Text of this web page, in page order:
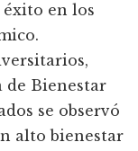
en los
de Bienestar
se observó
alto bienestar